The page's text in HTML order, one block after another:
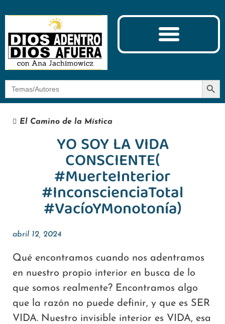
Botón
El Camino de la Mística
YO SOY LA VIDA
CONSCIENTE(
#MuerteInterior
#InconscienciaTotal
#VacíoYMonotonía)
abril 12, 2024
Qué encontramos cuando nos adentramos
en nuestro propio interior en busca de lo
que somos realmente? Encontramos algo
que la razón no puede definir, y que es SER
VIDA. Nuestro invisible interior es VIDA, esa